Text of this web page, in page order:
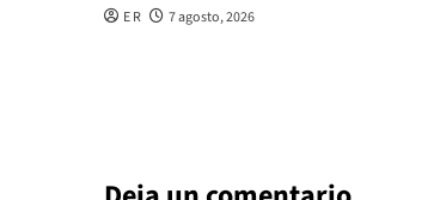
E R 7 agosto, 2026